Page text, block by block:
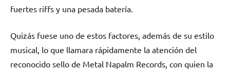
fuertes riffs y una pesada batería.
Quizás fuese uno de estos factores, además de su estilo
musical, lo que llamara rápidamente la atención del
reconocido sello de Metal Napalm Records, con quien la